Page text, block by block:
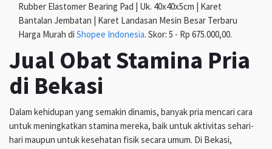
Rubber Elastomer Bearing Pad | Uk. 40x40x5cm | Karet
Bantalan Jembatan | Karet Landasan Mesin Besar Terbaru
Harga Murah di Shopee Indonesia. Skor: 5 - Rp 675.000,00.
Jual Obat Stamina Pria
di Bekasi
Dalam kehidupan yang semakin dinamis, banyak pria mencari cara
untuk meningkatkan stamina mereka, baik untuk aktivitas sehari-
hari maupun untuk kesehatan fisik secara umum. Di Bekasi,